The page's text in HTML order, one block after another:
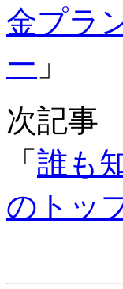
金プラ
ー 」
次記事
「 誰も
のトッ